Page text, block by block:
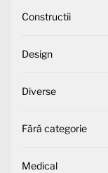
Constructii
Design
Diverse
Fără categorie
Medical